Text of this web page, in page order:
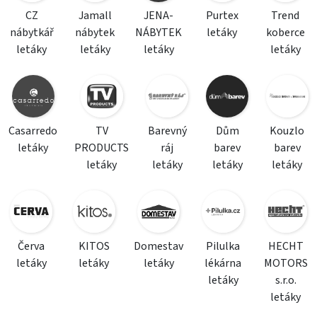
CZ
nábytkář
letáky
Jamall
nábytek
letáky
JENA-
NÁBYTEK
letáky
Purtex
letáky
Trend
koberce
letáky
Casarredo
letáky
TV
PRODUCTS
letáky
Barevný
ráj
letáky
Dům
barev
letáky
Kouzlo
barev
letáky
Červa
letáky
KITOS
letáky
Domestav
letáky
Pilulka
lékárna
letáky
HECHT
MOTORS
s.r.o.
letáky